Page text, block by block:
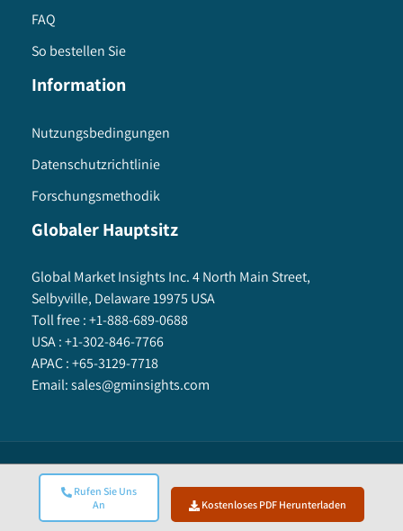
Rufen Sie Uns
An
Kostenloses PDF Herunterladen
FAQ
So bestellen Sie
Information
Nutzungsbedingungen
Datenschutzrichtlinie
Forschungsmethodik
Globaler Hauptsitz
Global Market Insights Inc. 4 North Main Street,
Selbyville, Delaware 19975 USA
Toll free :+1-888-689-0688
USA :+1-302-846-7766
APAC :+65-3129-7718
Email:sales@gminsights.com
Global Market Insights Inc.©2025All Rights Reserved.